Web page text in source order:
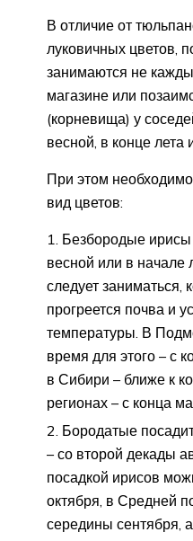
В отличие от
луковичных цветов,
занимаются не
магазине или
(корневища) у
весной, в конце лета
При этом
вид цветов:
Безбородые
весной или в начале
следует заниматься,
прогреется почва и
температуры. В
время для этого – с
в Сибири – ближе к
регионах – с конца
Бородатые
– со второй декады
посадкой ирисов
октября, в Средней
середины сентября,